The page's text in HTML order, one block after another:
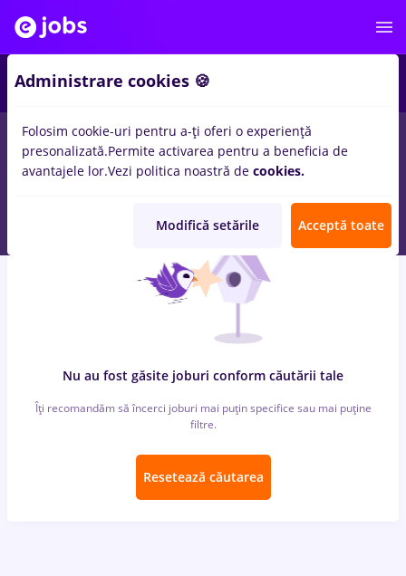
locuri de muncacu salarii humanitasinRemote (de acasa)
pentruFara experientainTransport / Distributie, Medicina /
Sanatate
Nu au fost găsite joburi conform căutării tale
Îți recomandăm să încerci joburi mai puțin specifice sau mai puține
filtre.
Resetează căutarea
Administrare cookies 🍪
Folosim cookie-uri pentru a-ți oferi o experiență
presonalizată.Permite activarea pentru a beneficia de
avantajele lor.Vezi politica noastră de cookies.
Modifică setările Acceptă toate